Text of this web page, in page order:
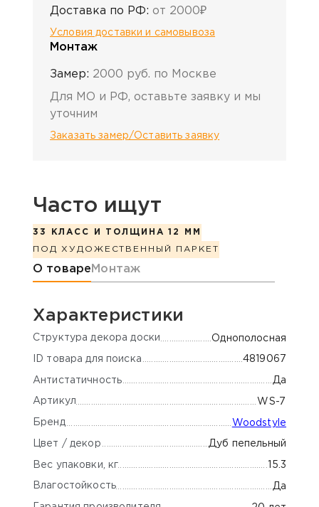
Доставка по РФ: от 2000₽
Условия доставки и самовывоза
Монтаж
Замер: 2000 руб. по Москве
Для МО и РФ, оставьте заявку и мы
уточним
Заказать замер/Оставить заявку
Часто ищут
33 КЛАСС И ТОЛЩИНА 12 ММ
ПОД ХУДОЖЕСТВЕННЫЙ ПАРКЕТ
Информация о товаре
О товаре Монтаж
Характеристики
Cтруктура декора доски Однополосная
ID товара для поиска 4819067
Антистатичность Да
Артикул WS-7
Бренд Woodstyle
Цвет / декор Дуб пепельный
Вес упаковки, кг 15.3
Влагостойкость Да